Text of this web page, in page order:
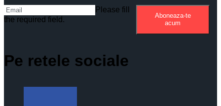
Please fill
the required field.
Aboneaza-te
acum
Pe retele sociale